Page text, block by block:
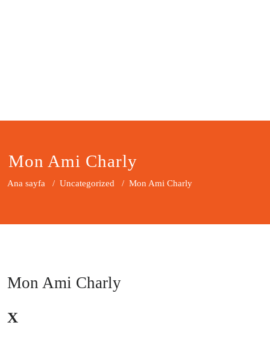
Mon Ami Charly
Ana sayfa / Uncategorized / Mon Ami Charly
Mon Ami Charly
X